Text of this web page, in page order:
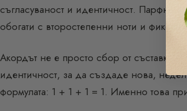
съгласуваност и идентичност.
обогати с второстепенни ноти и
Акордът не е просто сбор от съставки.
идентичност, за да създаде нова,
формулата: 1 + 1 + 1 = 1. Именно това